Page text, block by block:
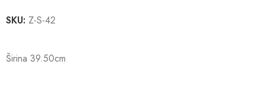
SKU: Z-S-42
Širina 39.50cm